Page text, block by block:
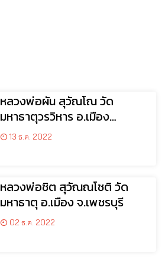
หลวงพ่อผัน สุวัณโณ วัด
มหาธาตุวรวิหาร อ.เมือง
จ.เพชรบุรี
13 ธ.ค. 2022
หลวงพ่อชิต สุวัณณโชติ วัด
มหาธาตุ อ.เมือง จ.เพชรบุรี
02 ธ.ค. 2022